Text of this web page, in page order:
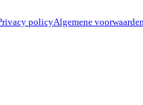
policyAlgemene voorwaarden